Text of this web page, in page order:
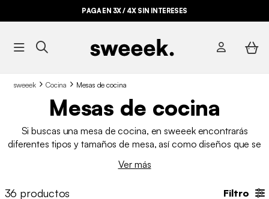
PAGA EN 3X / 4X SIN INTERESES
sweeek Cocina Mesas de cocina
Mesas de cocina
Si buscas una mesa de cocina, en sweeek encontrarás
diferentes tipos y tamaños de mesa, así como diseños que se
ocurre: desayunos improvisados, charlas largas, deberes de los
esencial para crear un espacio funcional y acogedor.
Ver más
36 productos Filtro